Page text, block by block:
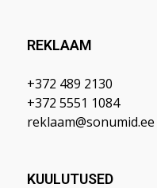
REKLAAM
+372 489 2130
+372 5551 1084
reklaam@sonumid.ee
KUULUTUSED